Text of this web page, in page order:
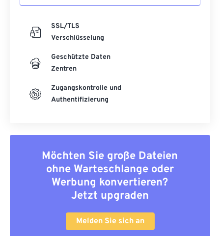
SSL/TLS
Verschlüsselung
Geschützte Daten
Zentren
Zugangskontrolle und
Authentifizierung
Möchten Sie große Dateien
ohne Warteschlange oder
Werbung konvertieren?
Jetzt upgraden
Melden Sie sich an